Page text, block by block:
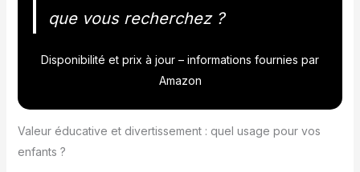
que vous recherchez ?
Disponibilité et prix à jour – informations fournies par
Amazon
Valeur éducative et divertissement : quel usage pour vos
enfants ?